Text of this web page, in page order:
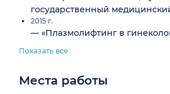
государственный
2015 г.
— «Плазмолифтинг в
Показать все
Места работы